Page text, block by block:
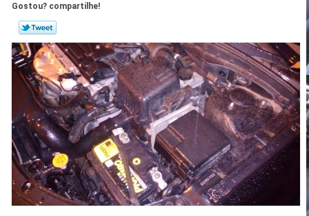
Gostou? compartilhe!